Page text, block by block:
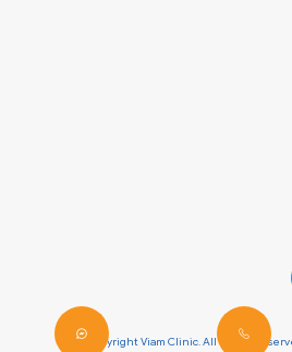
© Copyright Viam Clinic. All Rights